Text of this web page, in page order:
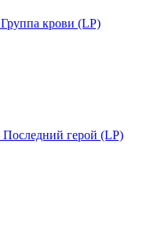
крови (LP)
герой (LP)